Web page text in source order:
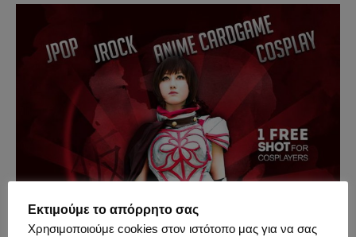
Εκτιμούμε το απόρρητο σας
Χρησιμοποιούμε cookies στον ιστότοπο μας για να σας